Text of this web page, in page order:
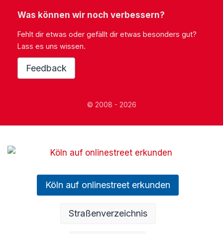
Was können wir noch verbessern?
Fehlt dir etwas oder gefällt dir etwas besonders gut?
Lass es uns wissen.
Feedback
© 2008 - 2026
Köln auf onlinestreet erkunden
Straßenverzeichnis